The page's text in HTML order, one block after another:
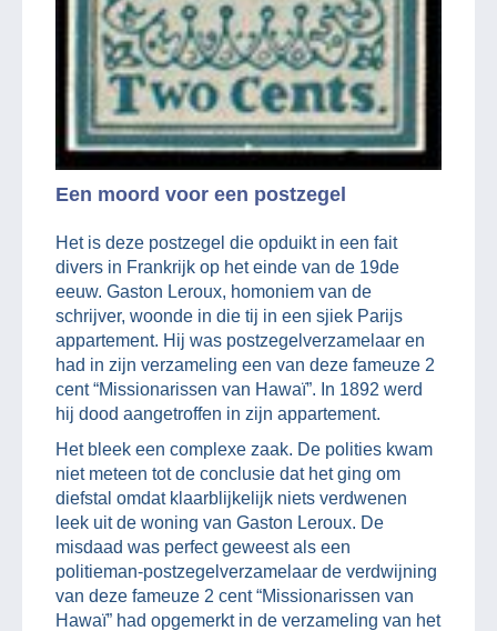
Een moord voor een postzegel
Het is deze postzegel die opduikt in een fait
divers in Frankrijk op het einde van de 19de
eeuw. Gaston Leroux, homoniem van de
schrijver, woonde in die tij in een sjiek Parijs
appartement. Hij was postzegelverzamelaar en
had in zijn verzameling een van deze fameuze 2
cent “Missionarissen van Hawaï”. In 1892 werd
hij dood aangetroffen in zijn appartement.
Het bleek een complexe zaak. De polities kwam
niet meteen tot de conclusie dat het ging om
diefstal omdat klaarblijkelijk niets verdwenen
leek uit de woning van Gaston Leroux. De
misdaad was perfect geweest als een
politieman-postzegelverzamelaar de verdwijning
van deze fameuze 2 cent “Missionarissen van
Hawaï” had opgemerkt in de verzameling van het